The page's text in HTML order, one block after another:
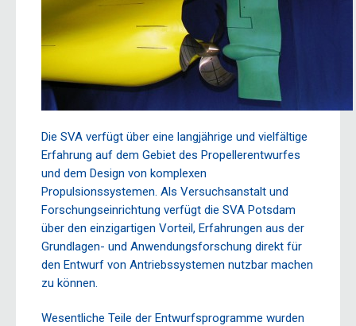
Die SVA verfügt über eine langjährige und vielfältige
Erfahrung auf dem Gebiet des Propellerentwurfes
und dem Design von komplexen
Propulsionssystemen. Als Versuchsanstalt und
Forschungseinrichtung verfügt die SVA Potsdam
über den einzigartigen Vorteil, Erfahrungen aus der
Grundlagen- und Anwendungsforschung direkt für
den Entwurf von Antriebssystemen nutzbar machen
zu können.
Wesentliche Teile der Entwurfsprogramme wurden